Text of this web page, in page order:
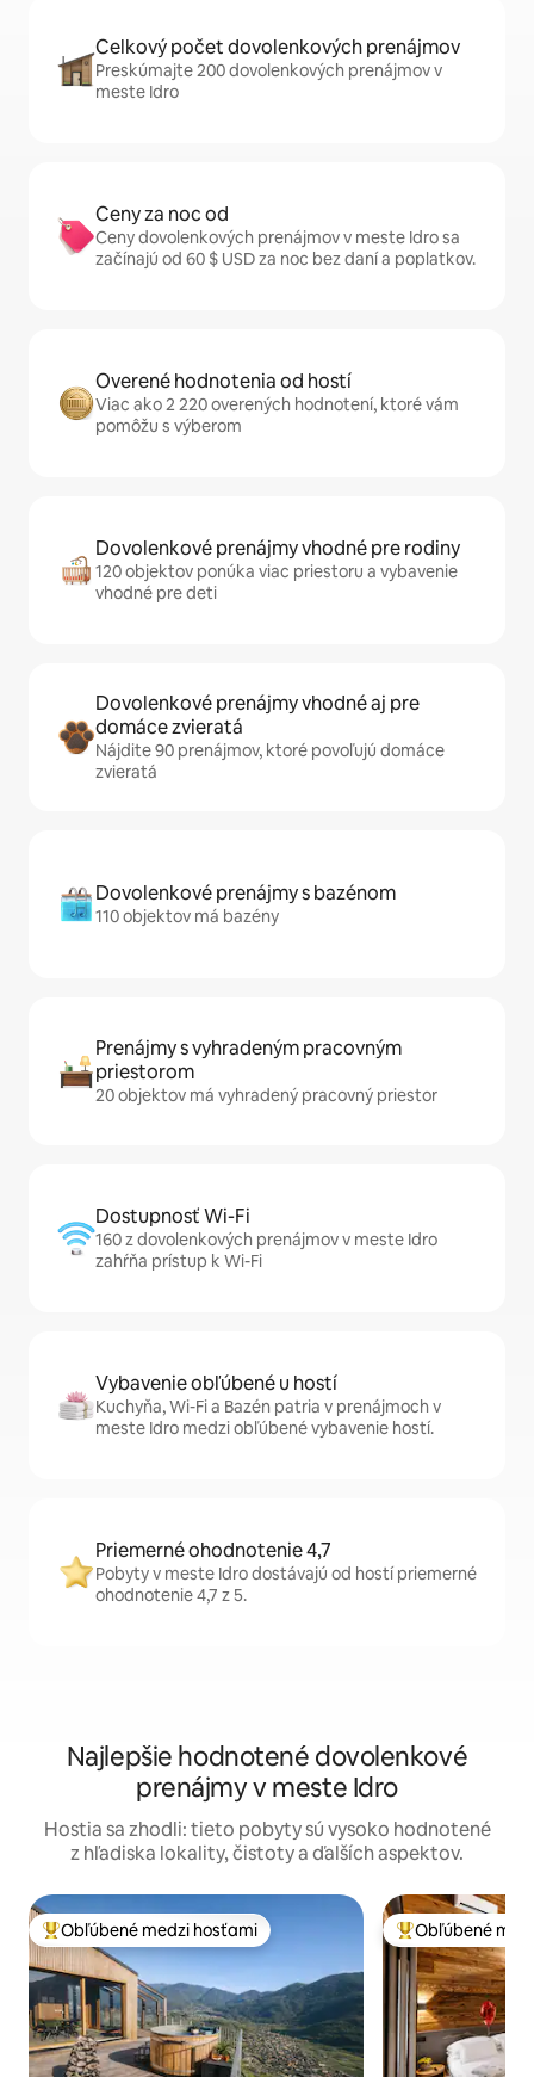
Celkový počet dovolenkových prenájmov
Preskúmajte 200 dovolenkových prenájmov v
meste Idro
Ceny za noc od
Ceny dovolenkových prenájmov v meste Idro sa
začínajú od 60 $ USD za noc bez daní a poplatkov.
Overené hodnotenia od hostí
Viac ako 2 220 overených hodnotení, ktoré vám
pomôžu s výberom
Dovolenkové prenájmy vhodné pre rodiny
120 objektov ponúka viac priestoru a vybavenie
vhodné pre deti
Dovolenkové prenájmy vhodné aj pre
domáce zvieratá
Nájdite 90 prenájmov, ktoré povoľujú domáce
zvieratá
Dovolenkové prenájmy s bazénom
110 objektov má bazény
Prenájmy s vyhradeným pracovným
priestorom
20 objektov má vyhradený pracovný priestor
Dostupnosť Wi-Fi
160 z dovolenkových prenájmov v meste Idro
zahŕňa prístup k Wi-Fi
Vybavenie obľúbené u hostí
Kuchyňa, Wi-Fi a Bazén patria v prenájmoch v
meste Idro medzi obľúbené vybavenie hostí.
Priemerné ohodnotenie 4,7
Pobyty v meste Idro dostávajú od hostí priemerné
ohodnotenie 4,7 z 5.
Najlepšie hodnotené dovolenkové
prenájmy v meste Idro
Hostia sa zhodli: tieto pobyty sú vysoko hodnotené
z hľadiska lokality, čistoty a ďalších aspektov.
Najobľúbenejšie medzi hosťami
Obľúbené medzi hosťami Najobľúbenejšie
Obľúbené